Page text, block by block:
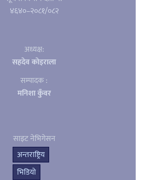
४६४०–२०८१/०८२
अध्यक्ष:
सहदेव काेइराला
सम्पादक :
मनिशा कुँवर
साइट नेभिगेसन
अन्तराष्ट्रिय
भिडियो